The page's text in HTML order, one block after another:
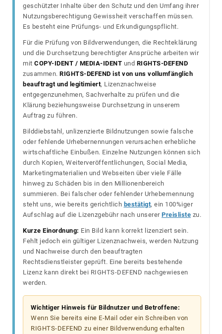
geschützter Inhalte über den Schutz und den Umfang ihrer
Nutzungsberechtigung Gewissheit verschaffen müssen.
Es besteht eine Prüfungs- und Erkundigungspflicht.
Für die Prüfung von Bildverwendungen, die Rechteklärung
und die Durchsetzung berechtigter Ansprüche arbeiten wir
mit COPY-IDENT / MEDIA-IDENT und RIGHTS-DEFEND
zusammen. RIGHTS-DEFEND ist von uns vollumfänglich
beauftragt und legitimiert, Lizenznachweise
entgegenzunehmen, Sachverhalte zu prüfen und die
Klärung beziehungsweise Durchsetzung in unserem
Auftrag zu führen.
Bilddiebstahl, unlizenzierte Bildnutzungen sowie falsche
oder fehlende Urhebernennungen verursachen erhebliche
wirtschaftliche Einbußen. Einzelne Nutzungen können sich
durch Kopien, Weiterveröffentlichungen, Social Media,
Marketingmaterialien und Webseiten über viele Fälle
hinweg zu Schäden bis in den Millionenbereich
summieren. Bei falscher oder fehlender Urhebernennung
steht uns, wie bereits gerichtlich bestätigt, ein 100%iger
Aufschlag auf die Lizenzgebühr nach unserer Preisliste zu.
Kurze Einordnung: Ein Bild kann korrekt lizenziert sein.
Fehlt jedoch ein gültiger Lizenznachweis, werden Nutzung
und Nachweise durch den beauftragten
Rechtsdienstleister geprüft. Eine bereits bestehende
Lizenz kann direkt bei RIGHTS-DEFEND nachgewiesen
werden.
Wichtiger Hinweis für Bildnutzer und Betroffene:
Wenn Sie bereits eine E-Mail oder ein Schreiben von
RIGHTS-DEFEND zu einer Bildverwendung erhalten